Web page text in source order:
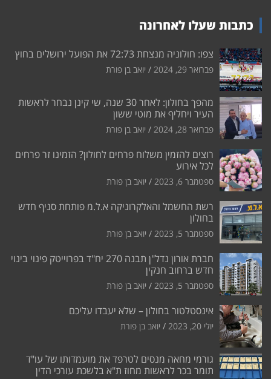
כתבות שעלו לאחרונה
צפו: חולוניה מנצחת 72:73 את הפועל ירושלים בחוץ
פברואר 29, 2024 יואב בן פורת
מהפך בחולון: לאחר 30 שנה, שי קינן נבחר לראשות
העיר ויחליף את מוטי ששון
פברואר 28, 2024 יואב בן פורת
רוצים להזמין משלוח פרחים לחולון? הזמינו זר פרחים
לכל אירוע
ספטמבר 6, 2023 יואב בן פורת
רשת החשמל והאלקרוניקה א.ל.מ פותחת סניף חדש
בחולון
ספטמבר 5, 2023 יואב בן פורת
חברת אורון נדל"ן תבנה 270 יח"ד בפרוייטק פינוי בינוי
חדש ברחוב חנקין
ספטמבר 5, 2023 יואב בן פורת
אינסטלטור בחולון – שלא יעבדו עליכם
יולי 20, 2023 יואב בן פורת
גורמי מחאה מנסים לטרפד את מועמדותו של עו"ד
תומר בכר לראשות מחוז ת"א בלשכת עורכי הדין